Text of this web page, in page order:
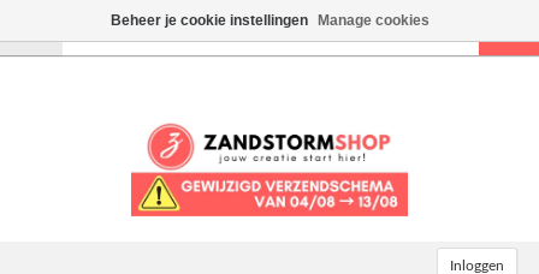
Inloggen
Beheer je cookie instellingen Manage cookies